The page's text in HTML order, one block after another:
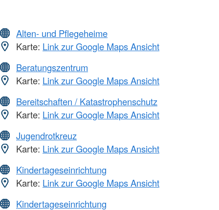
Alten- und Pflegeheime
Karte: Link zur Google Maps Ansicht
Beratungszentrum
Karte: Link zur Google Maps Ansicht
Bereitschaften / Katastrophenschutz
Karte: Link zur Google Maps Ansicht
Jugendrotkreuz
Karte: Link zur Google Maps Ansicht
Kindertageseinrichtung
Karte: Link zur Google Maps Ansicht
Kindertageseinrichtung